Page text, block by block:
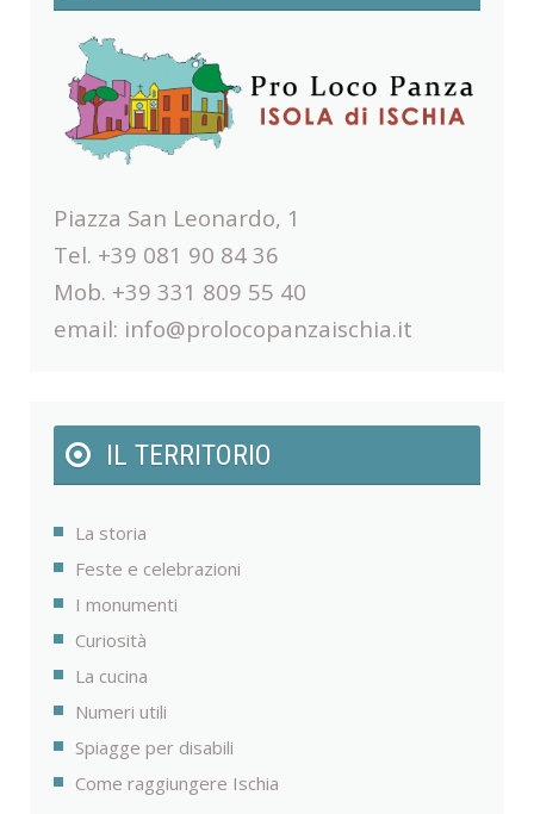
Piazza San Leonardo, 1
Tel. +39 081 90 84 36
Mob. +39 331 809 55 40
email: info@prolocopanzaischia.it
IL TERRITORIO
La storia
Feste e celebrazioni
I monumenti
Curiosità
La cucina
Numeri utili
Spiagge per disabili
Come raggiungere Ischia